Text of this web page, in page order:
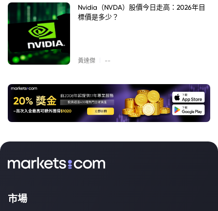
Nvidia（NVDA）股價今日走高：2026年目
標價是多少？
黃達傑 --
市場